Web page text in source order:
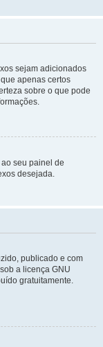
sejam adicionados
apenas certos
sobre o que pode
seu painel de
desejada.
publicado e com
a licença GNU
gratuitamente.